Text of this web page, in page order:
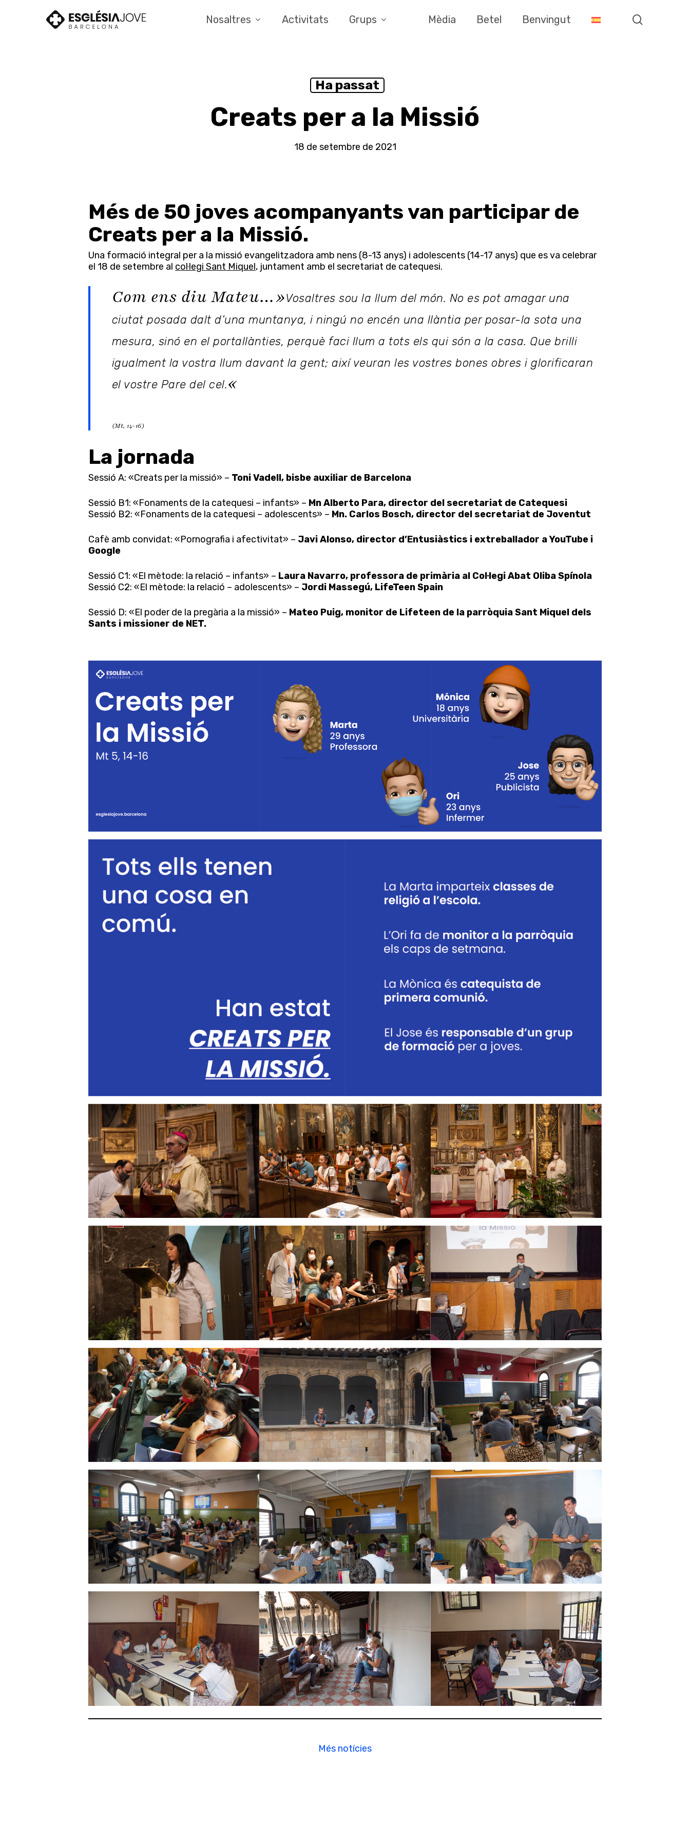
Nosaltres Activitats Grups Mèdia Betel Benvingut
Ha passat
Creats per a la Missió
18 de setembre de 2021
Més de 50 joves acompanyants van participar de
Creats per a la Missió.
Una formació integral per a la missió evangelitzadora amb nens (8-13 anys) i adolescents (14-17 anys) que es va celebrar
el 18 de setembre al col·legi Sant Miquel, juntament amb el secretariat de catequesi.
Com ens diu Mateu…»Vosaltres sou la llum del món. No es pot amagar una
ciutat posada dalt d’una muntanya, i ningú no encén una llàntia per posar-la sota una
mesura, sinó en el portallànties, perquè faci llum a tots els qui són a la casa. Que brilli
igualment la vostra llum davant la gent; així veuran les vostres bones obres i glorificaran
el vostre Pare del cel.«
(Mt, 14-16)
La jornada
Sessió A: «Creats per la missió» – Toni Vadell, bisbe auxiliar de Barcelona
Sessió B1: «Fonaments de la catequesi – infants» – Mn Alberto Para, director del secretariat de Catequesi
Sessió B2: «Fonaments de la catequesi – adolescents» – Mn. Carlos Bosch, director del secretariat de Joventut
Cafè amb convidat: «Pornografia i afectivitat» – Javi Alonso, director d’Entusiàstics i extreballador a YouTube i
Google
Sessió C1: «El mètode: la relació – infants» – Laura Navarro, professora de primària al Col·legi Abat Oliba Spínola
Sessió C2: «El mètode: la relació – adolescents» – Jordi Massegú, LifeTeen Spain
Sessió D: «El poder de la pregària a la missió» – Mateo Puig, monitor de Lifeteen de la parròquia Sant Miquel dels
Sants i missioner de NET.
Més notícies